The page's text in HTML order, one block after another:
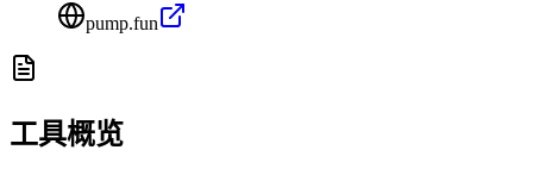
pump.fun
工具概览